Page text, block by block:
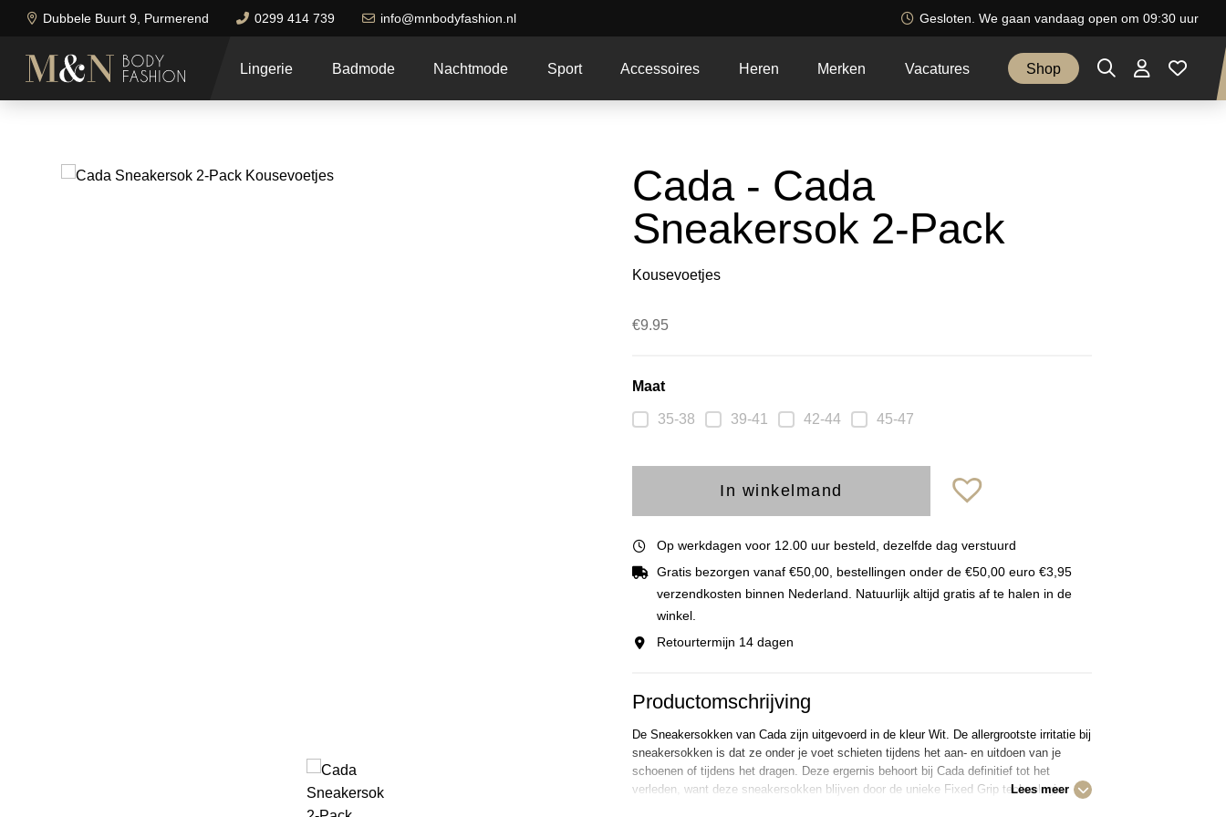
Dubbele Buurt 9, Purmerend 0299 414 739 info@mnbodyfashion.nl Gesloten. We gaan vandaag open om 09:30 uur
Lingerie Badmode Nachtmode Sport Accessoires Heren Merken Vacatures Shop
Cada - Cada
Sneakersok 2-Pack
Kousevoetjes
€9.95
Maat
35-38 39-41 42-44 45-47
In winkelmand
Op werkdagen voor 12.00 uur besteld, dezelfde dag verstuurd
Gratis bezorgen vanaf €50,00, bestellingen onder de €50,00 euro €3,95
verzendkosten binnen Nederland. Natuurlijk altijd gratis af te halen in de
winkel.
Retourtermijn 14 dagen
Productomschrijving
De Sneakersokken van Cada zijn uitgevoerd in de kleur Wit. De allergrootste irritatie bij
sneakersokken is dat ze onder je voet schieten tijdens het aan- en uitdoen van je
schoenen of tijdens het dragen. Deze ergernis behoort bij Cada definitief tot het
verleden, want deze sneakersokken blijven door de unieke Fixed Grip technologie
Lees meer